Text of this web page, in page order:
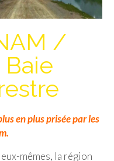
/
en plus prisée par les
mêmes, la région